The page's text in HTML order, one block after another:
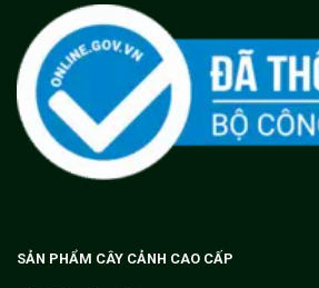
SẢN PHẨM CÂY CẢNH CAO CẤP